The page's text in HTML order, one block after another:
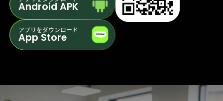
Android APK
アプリをダウンロード
App Store